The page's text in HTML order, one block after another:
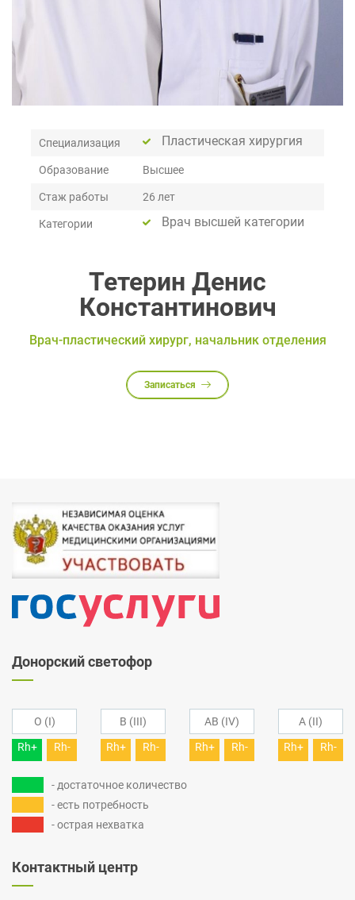
Специализация Пластическая хирургия
Образование Высшее
Стаж работы 26 лет
Категории Врач высшей категории
Тетерин Денис
Константинович
Врач-пластический хирург, начальник отделения
Записаться
Донорский светофор
O (I)
Rh+
Rh-
B (III)
Rh+
Rh-
AB (IV)
Rh+
Rh-
A (II)
Rh+
Rh-
- достаточное количество
- есть потребность
- острая нехватка
Контактный центр